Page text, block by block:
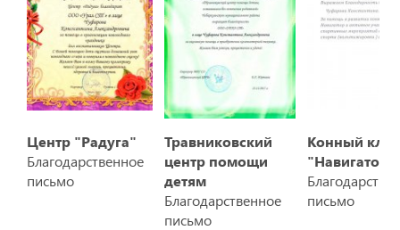
Центр "Радуга"
Благодарственное
письмо
Травниковский
центр помощи
детям
Благодарственное
письмо
Конный клуб
"Навигатор"
письмо